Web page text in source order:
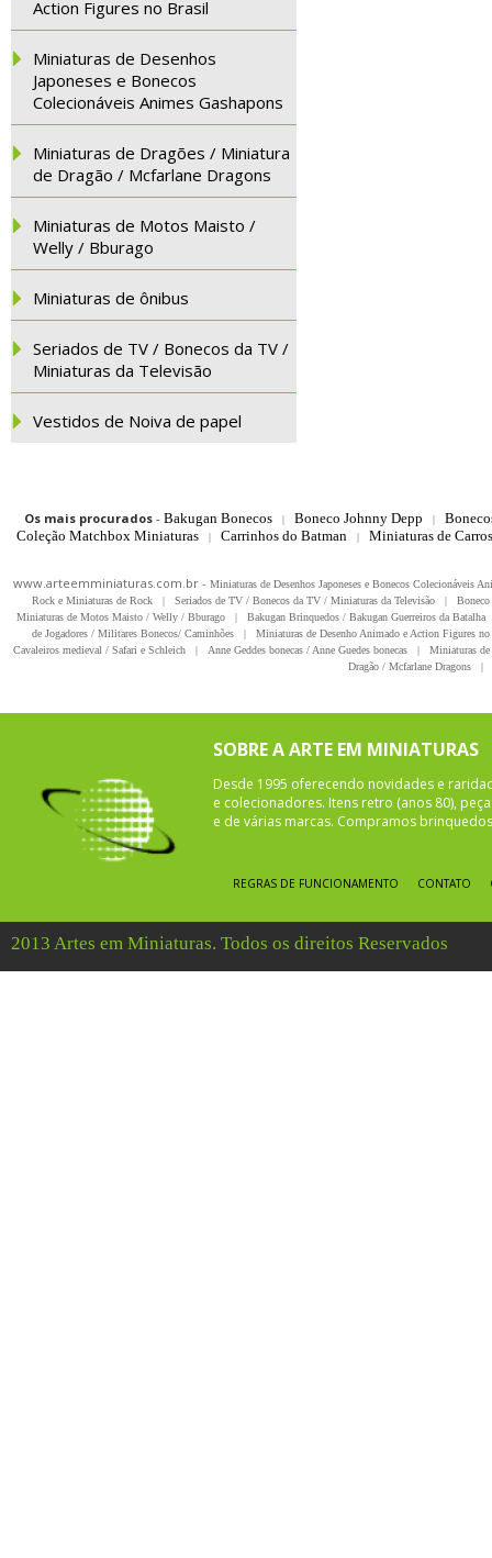
Action Figures no Brasil
Miniaturas de Desenhos
Japoneses e Bonecos
Colecionáveis Animes Gashapons
Miniaturas de Dragões / Miniatura
de Dragão / Mcfarlane Dragons
Miniaturas de Motos Maisto /
Welly / Bburago
Miniaturas de ônibus
Seriados de TV / Bonecos da TV /
Miniaturas da Televisão
Vestidos de Noiva de papel
Os mais procurados- Bakugan Bonecos | Boneco Johnny Depp |
Coleção Matchbox Miniaturas
| Carrinhos do Batman | Miniaturas de
www.arteemminiaturas.com.br - Miniaturas de Desenhos Japoneses e Bonecos Colecionáveis
Rock e Miniaturas de Rock
| Seriados de TV / Bonecos da TV / Miniaturas da Televisão |
Miniaturas de Motos Maisto / Welly / Bburago
| Bakugan Brinquedos / Bakugan Guerreiros da Batalha
de Jogadores / Militares Bonecos/ Caminhões
|
Miniaturas de Desenho Animado e Action Figures
Cavaleiros medieval / Safari e Schleich
| Anne Geddes bonecas / Anne Guedes bonecas |
Miniaturas
Dragão / Mcfarlane Dragons
|
SOBRE A ARTE EM MINIATURAS
Desde 1995 oferecendo novidades e
e colecionadores. Itens retro (anos 80),
e de várias marcas. Compramos
REGRAS DE FUNCIONAMENTO CONTATO
2013 Artes em Miniaturas. Todos os direitos Reservados